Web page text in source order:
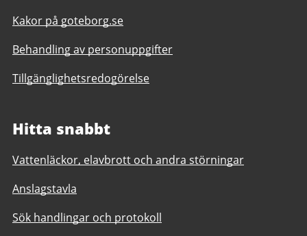
Kakor på goteborg.se
Behandling av personuppgifter
Tillgänglighetsredogörelse
Hitta snabbt
Vattenläckor, elavbrott och andra störningar
Anslagstavla
Sök handlingar och protokoll